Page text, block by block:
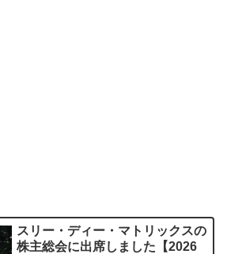
スリー・ディー・マトリックスの
株主総会に出席しました【2026